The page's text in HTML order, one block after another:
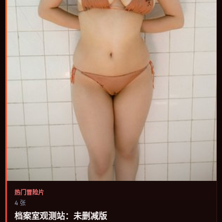
热门冒险片
4 张
档案室观测站：未删减版